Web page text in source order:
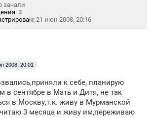
зачали
3
21 июн 2008, 20:16
2008, 20:01
к себе, планирую
в сентябре в Мать и Дитя, не так
в Москву,т.к. живу в Мурманской
3 месяца и живу им,переживаю